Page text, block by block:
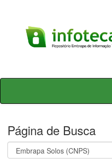
Skip
Página de Busca